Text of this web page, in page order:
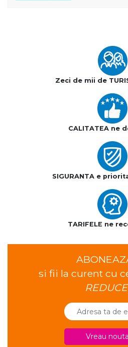
Zeci de mii de
CALITATEA ne
SIGURANTA e
TARIFELE ne
si fii la curent cu
Vreau